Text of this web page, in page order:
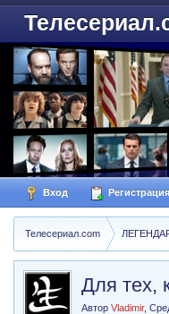
Вход Регистрация
Телесериал.com
Для тех,
АвторVladimir,